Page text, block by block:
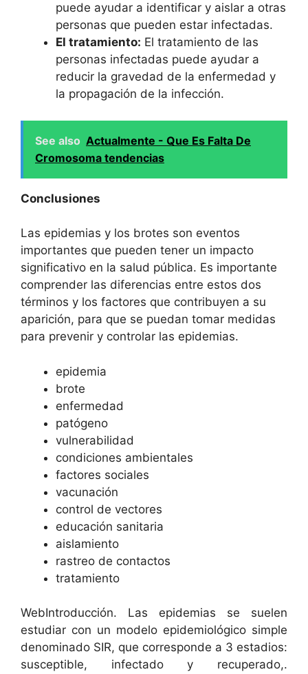
puede ayudar a identificar y aislar a otras
personas que pueden estar infectadas.
El tratamiento: El tratamiento de las
personas infectadas puede ayudar a
reducir la gravedad de la enfermedad y
la propagación de la infección.
See also Actualmente - Que Es Falta De
Cromosoma tendencias
Conclusiones
Las epidemias y los brotes son eventos
importantes que pueden tener un impacto
significativo en la salud pública. Es importante
comprender las diferencias entre estos dos
términos y los factores que contribuyen a su
aparición, para que se puedan tomar medidas
para prevenir y controlar las epidemias.
epidemia
brote
enfermedad
patógeno
vulnerabilidad
condiciones ambientales
factores sociales
vacunación
control de vectores
educación sanitaria
aislamiento
rastreo de contactos
tratamiento
WebIntroducción. Las epidemias se suelen
estudiar con un modelo epidemiológico simple
denominado SIR, que corresponde a 3 estadios:
susceptible, infectado y recuperado,.